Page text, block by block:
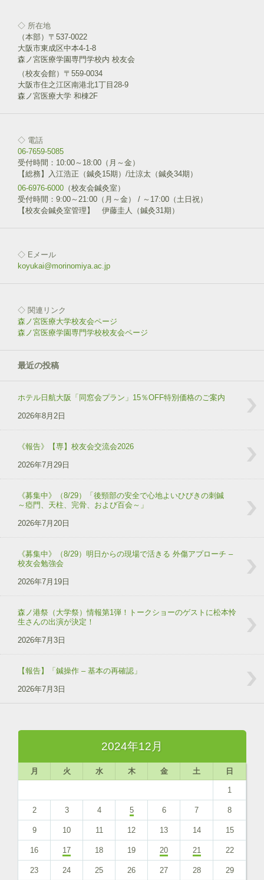
ま
す
)
ク
リ
ッ
ク
し
て
T
w
i
t
e
(
し
い
ウ
ィ
ン
ド
ウ
開
す
)
a
c
e
b
o
o
k
で
共
す
ッ
ク
し
て
く
だ
さ
い
新
ン
ド
ウ
す
)
◇ 所在地
（本部）〒537-0022
大阪市東成区中本4-1-8
森ノ宮医療学園専門学校内 校友会
（校友会館）〒559-0034
大阪市住之江区南港北1丁目28-9
森ノ宮医療大学 和棟2F
◇ 電話
06-7659-5085
受付時間：10:00～18:00（月～金）
【総務】入江浩正（鍼灸15期）/辻涼太（鍼灸34期）
06-6976-6000 （校友会鍼灸室）
受付時間：9:00～21:00（月～金） / ～17:00（土日祝）
【校友会鍼灸室管理】 伊藤圭人（鍼灸31期）
◇ Eメール
koyukai@morinomiya.ac.jp
◇ 関連リンク
森ノ宮医療大学校友会ページ
森ノ宮医療学園専門学校校友会ページ
最近の投稿
ホテル日航大阪「同窓会プラン」15％OFF特別価格のご案内
2026年8月2日
《報告》【専】校友会交流会2026
2026年7月29日
《募集中》（8/29）「後頸部の安全で心地よいひびきの刺鍼
～瘂門、天柱、完骨、および百会～」
2026年7月20日
《募集中》（8/29）明日からの現場で活きる 外傷アプローチ –
校友会勉強会
2026年7月19日
森ノ港祭（大学祭）情報第1弾！トークショーのゲストに松本怜
生さんの出演が決定！
2026年7月3日
【報告】「鍼操作 – 基本の再確認」
2026年7月3日
2024年12月
月 火 水 木 金 土 日
1
2 3 4 5 6 7 8
9 10 11 12 13 14 15
16 17 18 19 20 21 22
23 24 25 26 27 28 29